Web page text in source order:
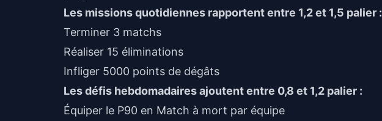
Les missions quotidiennes rapportent entre 1,2 et 1,5 palier :
Terminer 3 matchs
Réaliser 15 éliminations
Infliger 5000 points de dégâts
Les défis hebdomadaires ajoutent entre 0,8 et 1,2 palier :
Équiper le P90 en Match à mort par équipe